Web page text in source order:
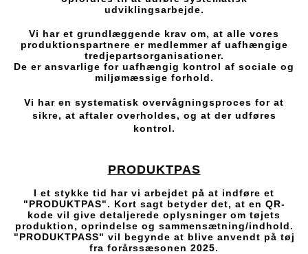
udviklingsarbejde.
Vi har et grundlæggende krav om, at alle vores
produktionspartnere er medlemmer af uafhængige
tredjepartsorganisationer.
De er ansvarlige for uafhængig kontrol af sociale og
miljømæssige forhold.
Vi har en systematisk overvågningsproces for at
sikre, at aftaler overholdes, og at der udføres
kontrol.
PRODUKTPAS
I et stykke tid har vi arbejdet på at indføre et
"PRODUKTPAS". Kort sagt betyder det, at en QR-
kode vil give detaljerede oplysninger om tøjets
produktion, oprindelse og sammensætning/indhold.
"PRODUKTPASS" vil begynde at blive anvendt på tøj
fra forårssæsonen 2025.